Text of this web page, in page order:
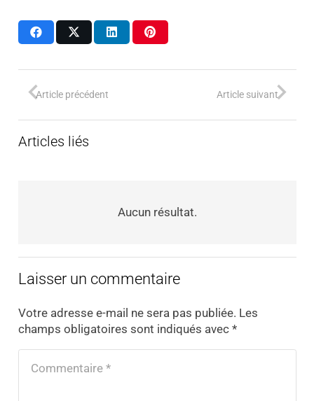
Article précédent Article suivant
Articles liés
Aucun résultat.
Laisser un commentaire
Votre adresse e-mail ne sera pas publiée. Les
champs obligatoires sont indiqués avec *